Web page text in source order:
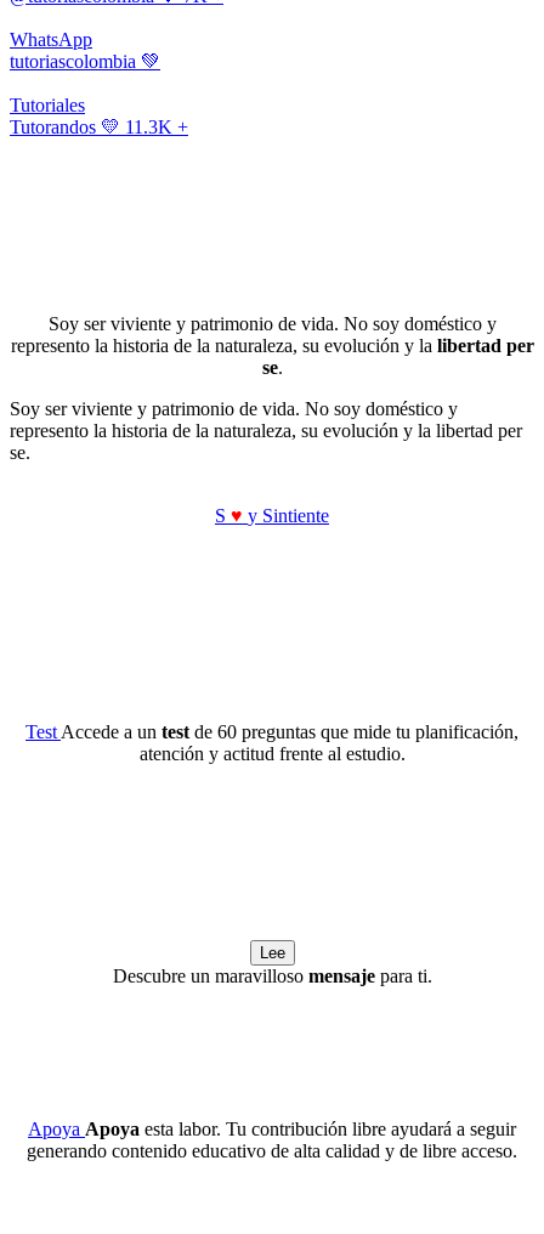
WhatsApp
tutoriascolombia 💚
Tutoriales
Tutorandos 💛 11.3K +
Soy ser viviente y patrimonio de vida. No soy doméstico y
represento la historia de la naturaleza, su evolución y la libertad per
se.
Soy ser viviente y patrimonio de vida. No soy doméstico y
represento la historia de la naturaleza, su evolución y la libertad per
se.
S ♥ y Sintiente
Test Accede a un test de 60 preguntas que mide tu planificación,
atención y actitud frente al estudio.
Lee
Descubre un maravilloso mensajepara ti.
Apoya Apoya esta labor. Tu contribución libre ayudará a seguir
generando contenido educativo de alta calidad y de libre acceso.